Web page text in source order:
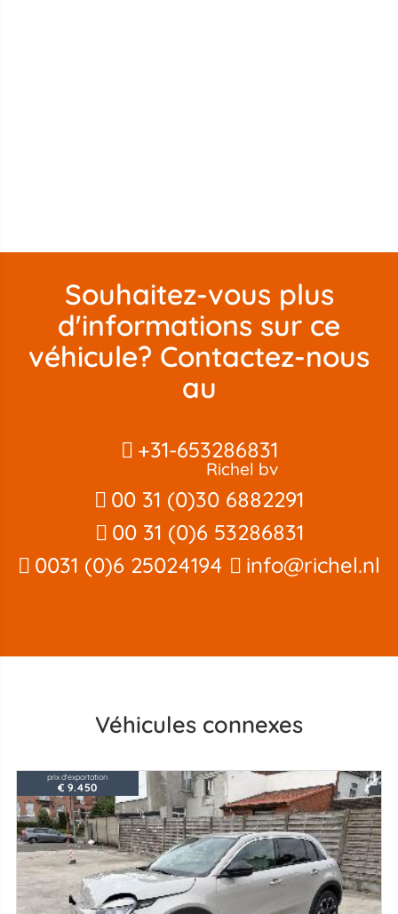
Souhaitez-vous plus
d'informations sur ce
véhicule? Contactez-nous
au
+31-653286831
Richel bv
00 31 (0)30 6882291
00 31 (0)6 53286831
0031 (0)6 25024194
info@richel.nl
Véhicules connexes
prix d'exportation
€ 9.450